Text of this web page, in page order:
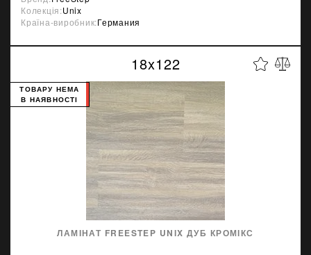
Колекція:Unix
Країна-виробник:Германия
18x122
ЛАМІНАТ FREESTEP UNIX ДУБ КРОМІКС
ТОВАРУ НЕМА
В НАЯВНОСТІ